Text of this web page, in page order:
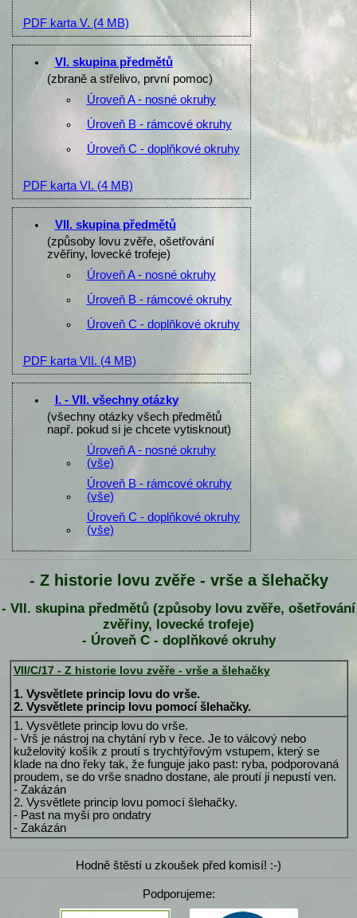
PDF karta V. (4 MB)
VI. skupina předmětů
(zbraně a střelivo, první pomoc)
Úroveň A - nosné okruhy
Úroveň B - rámcové okruhy
Úroveň C - doplňkové okruhy
PDF karta VI. (4 MB)
VII. skupina předmětů
(způsoby lovu zvěře, ošetřování
zvěřiny, lovecké trofeje)
Úroveň A - nosné okruhy
Úroveň B - rámcové okruhy
Úroveň C - doplňkové okruhy
PDF karta VII. (4 MB)
I. - VII. všechny otázky
(všechny otázky všech předmětů
např. pokud si je chcete vytisknout)
Úroveň A - nosné okruhy
(vše)
Úroveň B - rámcové okruhy
(vše)
Úroveň C - doplňkové okruhy
(vše)
- Z historie lovu zvěře - vrše a šlehačky
- VII. skupina předmětů (způsoby lovu zvěře, ošetřování
zvěřiny, lovecké trofeje)
- Úroveň C - doplňkové okruhy
VII/C/17 - Z historie lovu zvěře - vrše a šlehačky
1. Vysvětlete princip lovu do vrše.
2. Vysvětlete princip lovu pomocí šlehačky.
1. Vysvětlete princip lovu do vrše.
- Vrš je nástroj na chytání ryb v řece. Je to válcový nebo
kuželovitý košík z proutí s trychtýřovým vstupem, který se
klade na dno řeky tak, že funguje jako past: ryba, podporovaná
proudem, se do vrše snadno dostane, ale proutí ji nepustí ven.
- Zakázán
2. Vysvětlete princip lovu pomocí šlehačky.
- Past na myši pro ondatry
- Zakázán
Hodně štěstí u zkoušek před komisí! :-)
Podporujeme: